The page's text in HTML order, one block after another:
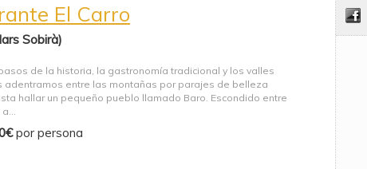
El Carro
Sobirà)
de la historia, la gastronomía tradicional y los valles
adentramos entre las montañas por parajes de belleza
hallar un pequeño pueblo llamado Baro. Escondido entre
por persona